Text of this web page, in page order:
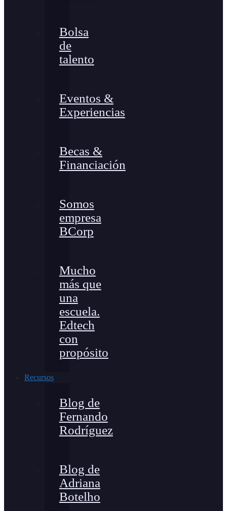
Bolsa
de
talento
Eventos &
Experiencias
Becas &
Financiación
Somos
empresa
BCorp
Mucho
más que
una
escuela.
Edtech
con
propósito
Recursos
Blog de
Fernando
Rodríguez
Blog de
Adriana
Botelho